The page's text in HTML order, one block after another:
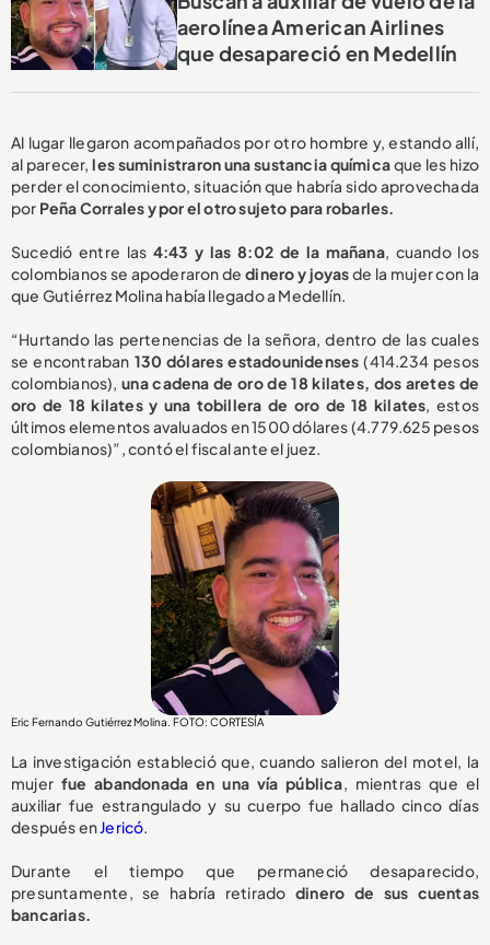
aerolínea American Airlines
que desapareció en Medellín
Al lugar llegaron acompañados por otro hombre y, estando allí,
al parecer,les suministraron una sustancia químicaque les hizo
perder el conocimiento, situación que habría sido aprovechada
por Peña Corrales y por el otro sujeto para robarles.
Sucedió entre las 4:43 y las 8:02 de la mañana, cuando los
colombianos se apoderaron dedinero y joyasde la mujer con la
que Gutiérrez Molina había llegado a Medellín.
“Hurtando las pertenencias de la señora, dentro de las cuales
se encontraban 130 dólares estadounidenses (414.234 pesos
colombianos),una cadena de oro de 18 kilates, dos aretes de
oro de 18 kilates y una tobillera de oro de 18 kilates, estos
últimos elementos avaluados en 1500 dólares (4.779.625 pesos
colombianos)”, contó el fiscal ante el juez.
Eric Fernando Gutiérrez Molina. FOTO: CORTESÍA
La investigación estableció que, cuando salieron del motel, la
mujer fue abandonada en una vía pública, mientras que el
auxiliar fue estrangulado y su cuerpo fue hallado cinco días
después enJericó.
Durante el tiempo que permaneció desaparecido,
presuntamente, se habría retirado dinero de sus cuentas
bancarias.